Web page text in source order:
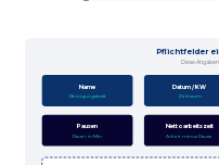
Pflichtfelder
Diese
Name
Reinigungskraft
Datum / KW
Zeitraum
Pausen
Dauer in Min.
Nettoarbeitszeit
Arbeit minus Pause